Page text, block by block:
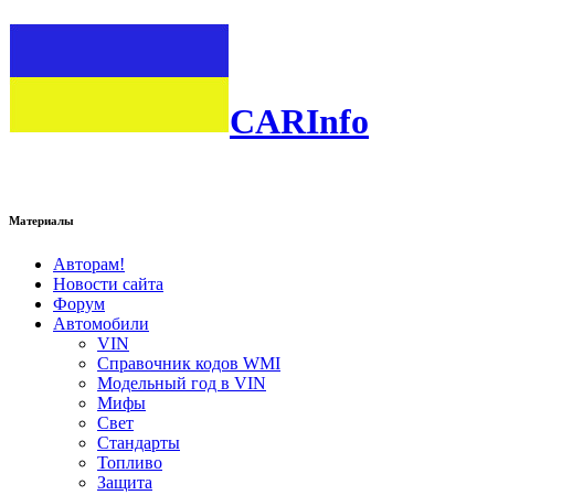
CARInfo
Материалы
Авторам!
Новости сайта
Форум
Автомобили
VIN
Справочник кодов WMI
Модельный год в VIN
Мифы
Свет
Стандарты
Топливо
Защита